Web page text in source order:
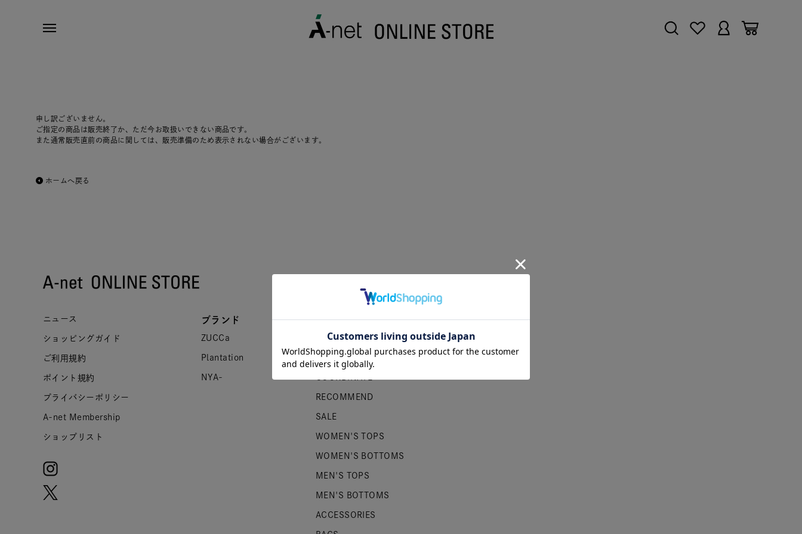
申し訳ございません。
ご指定の商品は販売終了か、ただ今お取扱いできない商品です。
また通常販売直前の商品に関しては、販売準備のため表示されない場合がございます。
ホームへ戻る
ニュース
ショッピングガイド
ご利用規約
ポイント規約
プライバシーポリシー
A-net Membership
ショップリスト
ブランド
ZUCCa
Plantation
NYA-
カテゴリー
NEW ITEMS
PRE ORDER
RECOMMEND
SALE
WOMEN'S TOPS
WOMEN'S BOTTOMS
MEN'S TOPS
MEN'S BOTTOMS
ACCESSORIES